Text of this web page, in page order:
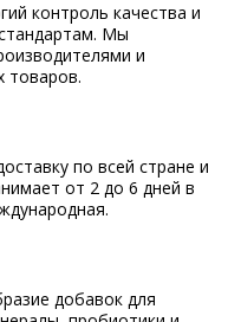
контроль качества и
Мы
и
товаров.
по всей стране и
от 2 до 6 дней в
добавок для